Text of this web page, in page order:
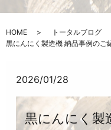
HOME
トータルブログ
黒にんにく製造機 納品事例のご
2026/01/28
黒にんにく製